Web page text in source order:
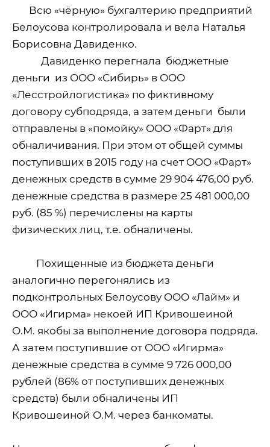
Всю «чёрную» бухгалтерию предприятий
Белоусова контролировала и вела Наталья
Борисовна Давиденко.
Давиденко перегнала бюджетные
деньги из ООО «Сибирь» в ООО
«Лесстройлогистика» по фиктивному
договору субподряда, а затем деньги были
отправлены в «помойку» ООО «Фарт» для
обналичивания. При этом от общей суммы
поступивших в 2015 году на счет ООО «Фарт»
денежных средств в сумме 29 904 476,00 руб.
денежные средства в размере 25 481 000,00
руб. (85 %) перечислены на карты
физических лиц, т.е. обналичены.
Похищенные из бюджета деньги
аналогично перегонялись из
подконтрольных Белоусову ООО «Лайм» и
ООО «Игирма» некоей ИП Кривошеиной
О.М. якобы за выполнение договора подряда.
А затем поступившие от ООО «Игирма»
денежные средства в сумме 9 726 000,00
рублей (86% от поступивших денежных
средств) были обналичены ИП
Кривошеиной О.М. через банкоматы.